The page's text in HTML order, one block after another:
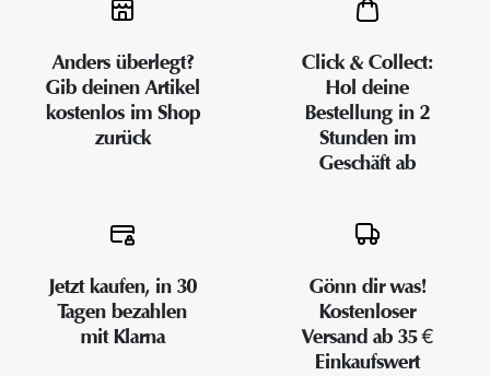
Anders überlegt?
Gib deinen Artikel
kostenlos im Shop
zurück
Click & Collect:
Hol deine
Bestellung in 2
Stunden im
Geschäft ab
Jetzt kaufen, in 30
Tagen bezahlen
mit Klarna
Gönn dir was!
Kostenloser
Versand ab 35 €
Einkaufswert